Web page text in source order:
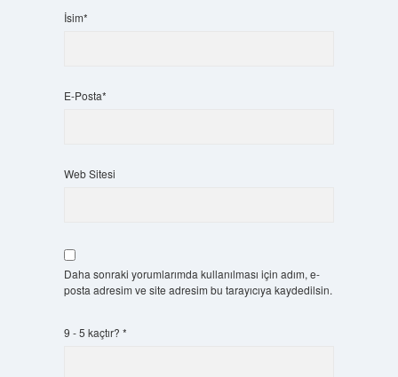
İsim*
E-Posta*
Web Sitesi
Daha sonraki yorumlarımda kullanılması için adım, e-
posta adresim ve site adresim bu tarayıcıya kaydedilsin.
9 - 5 kaçtır? *